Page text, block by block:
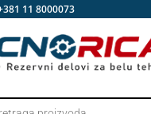
11 8000073